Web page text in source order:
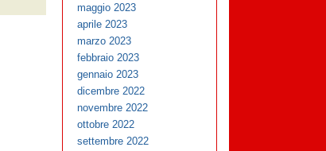
maggio 2023
aprile 2023
marzo 2023
febbraio 2023
gennaio 2023
dicembre 2022
novembre 2022
ottobre 2022
settembre 2022